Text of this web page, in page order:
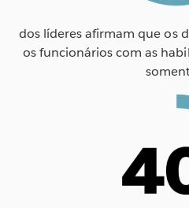
dos líderes afirmam que os
os funcionários com as